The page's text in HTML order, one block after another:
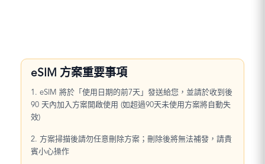
eSIM 方案重要事項
1. eSIM 將於「使用日期的前7天」發送給您，並請於收到後
90 天內加入方案開啟使用 (如超過90天未使用方案將自動失
效)
2. 方案掃描後請勿任意刪除方案；刪除後將無法補發，請貴
賓小心操作